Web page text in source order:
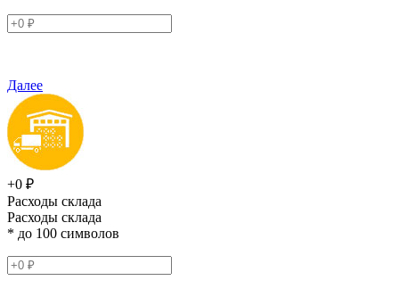
Далее
+0 ₽
Расходы склада
Расходы склада
* до 100 символов